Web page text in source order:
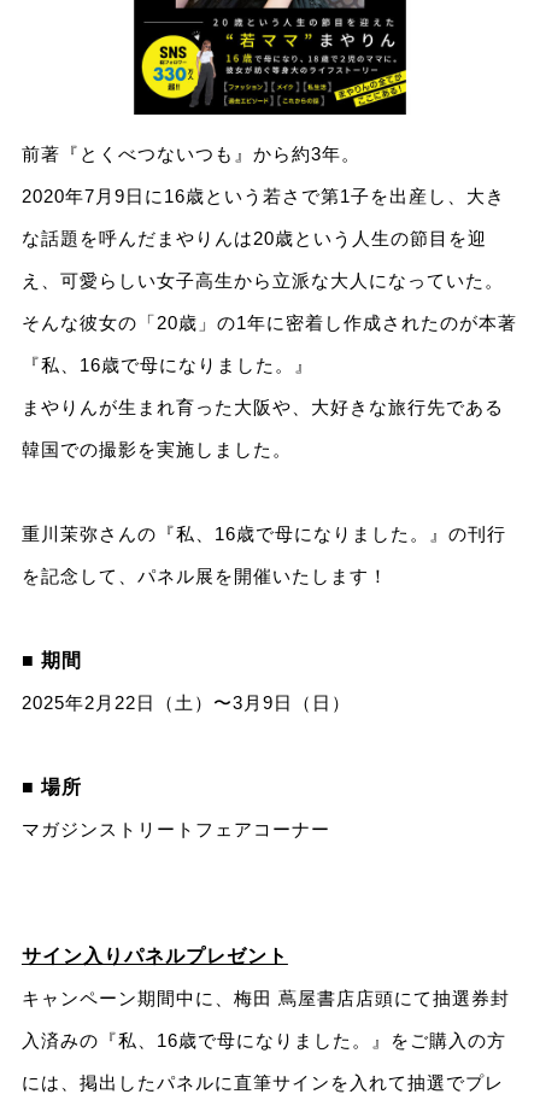
前著『とくべつないつも』から約3年。
2020年7月9日に16歳という若さで第1子を出産し、大き
な話題を呼んだまやりんは20歳という人生の節目を迎
え、可愛らしい女子高生から立派な大人になっていた。
そんな彼女の「20歳」の1年に密着し作成されたのが本著
『私、16歳で母になりました。』
まやりんが生まれ育った大阪や、大好きな旅行先である
韓国での撮影を実施しました。
重川茉弥さんの『私、16歳で母になりました。』の刊行
を記念して、パネル展を開催いたします！
■ 期間
2025年2月22日（土）〜3月9日（日）
■ 場所
マガジンストリートフェアコーナー
サイン入りパネルプレゼント
キャンペーン期間中に、梅田 蔦屋書店店頭にて抽選券封
入済みの『私、16歳で母になりました。』をご購入の方
には、掲出したパネルに直筆サインを入れて抽選でプレ